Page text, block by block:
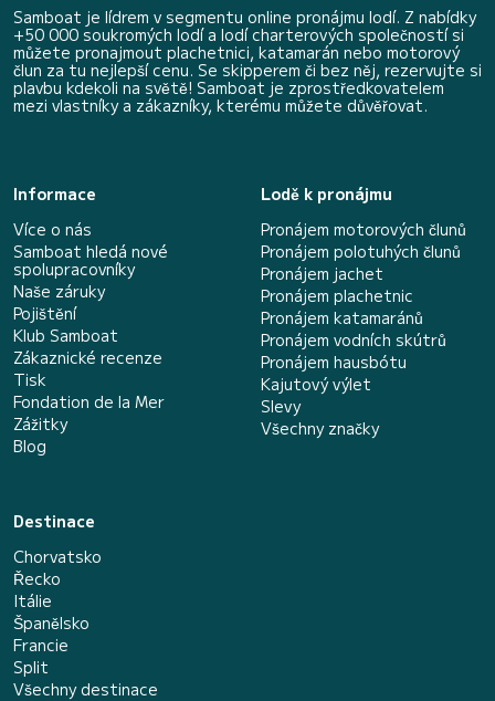
Samboat je lídrem v segmentu online pronájmu lodí. Z nabídky
+50 000 soukromých lodí a lodí charterových společností si
můžete pronajmout plachetnici, katamarán nebo motorový
člun za tu nejlepší cenu. Se skipperem či bez něj, rezervujte si
plavbu kdekoli na světě! Samboat je zprostředkovatelem
mezi vlastníky a zákazníky, kterému můžete důvěřovat.
Informace
Více o nás
Samboat hledá nové
spolupracovníky
Naše záruky
Pojištění
Klub Samboat
Zákaznické recenze
Tisk
Fondation de la Mer
Zážitky
Blog
Lodě k pronájmu
Pronájem motorových člunů
Pronájem polotuhých člunů
Pronájem jachet
Pronájem plachetnic
Pronájem katamaránů
Pronájem vodních skútrů
Pronájem hausbótu
Kajutový výlet
Slevy
Všechny značky
Destinace
Chorvatsko
Řecko
Itálie
Španělsko
Francie
Split
Všechny destinace